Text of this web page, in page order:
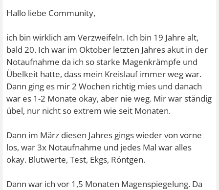
Hallo liebe Community,
ich bin wirklich am Verzweifeln. Ich bin 19 Jahre alt,
bald 20. Ich war im Oktober letzten Jahres akut in der
Notaufnahme da ich so starke Magenkrämpfe und
Übelkeit hatte, dass mein Kreislauf immer weg war.
Dann ging es mir 2 Wochen richtig mies und danach
war es 1-2 Monate okay, aber nie weg. Mir war ständig
übel, nur nicht so extrem wie seit Monaten.
Dann im März diesen Jahres gings wieder von vorne
los, war 3x Notaufnahme und jedes Mal war alles
okay. Blutwerte, Test, Ekgs, Röntgen.
Dann war ich vor 1,5 Monaten Magenspiegelung. Da